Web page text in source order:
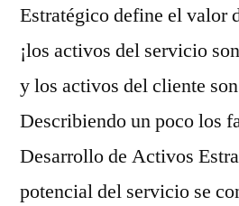
Estratégico define el valor
¡los activos del servicio
y los activos del cliente
Describiendo un poco los
Desarrollo de Activos
potencial del servicio se